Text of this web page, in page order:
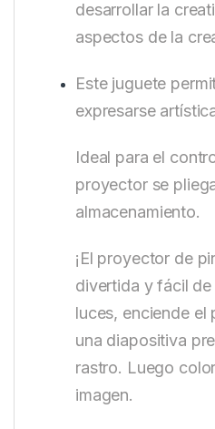
desarrollar la
aspectos de la
Este juguete
expresarse
Ideal para el
proyector se
almacenamiento.
¡El proyector de
divertida y fácil
luces, enciende el
una diapositiva
rastro. Luego
imagen.